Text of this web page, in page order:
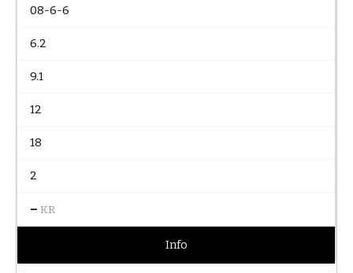
08-6-6
6.2
9.1
12
18
2
– KR
Info